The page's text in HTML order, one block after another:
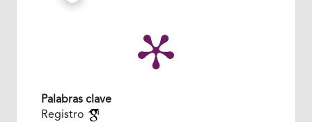
Palabras clave
Registro